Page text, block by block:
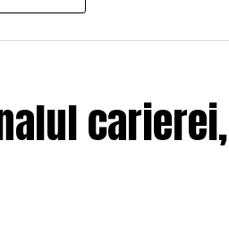
locul Simonei Halep care
a fost eliminată în sferturi de
carierei,